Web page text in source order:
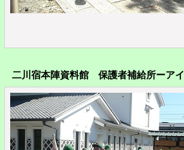
二川宿本陣資料館 保護者補給所ーア